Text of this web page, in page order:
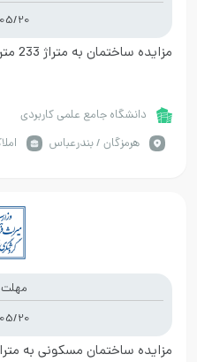
20
مزایده ساختمان به متراژ 233 متر در بندرعباس
دانشگاه جامع علمی کاربردی
هرمزگان / بندرعباس
20
مزایده ساختمان مسکونی به متراژ 49/5 متر در